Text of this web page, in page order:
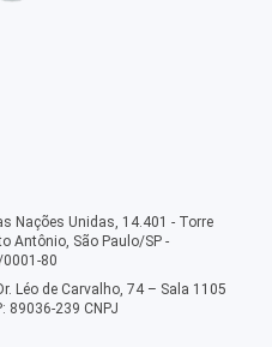
Nações Unidas, 14.401 - Torre
Antônio, São Paulo/SP -
0001-80
Léo de Carvalho, 74 – Sala 1105
89036-239 CNPJ